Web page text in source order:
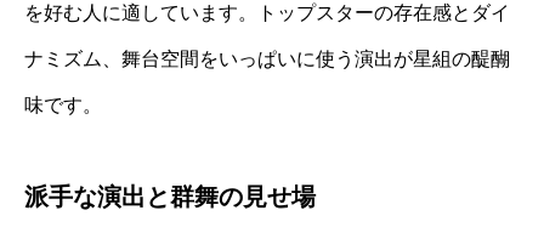
を好む人に適しています。トップスターの存在感とダイ
ナミズム、舞台空間をいっぱいに使う演出が星組の醍醐
味です。
派手な演出と群舞の見せ場